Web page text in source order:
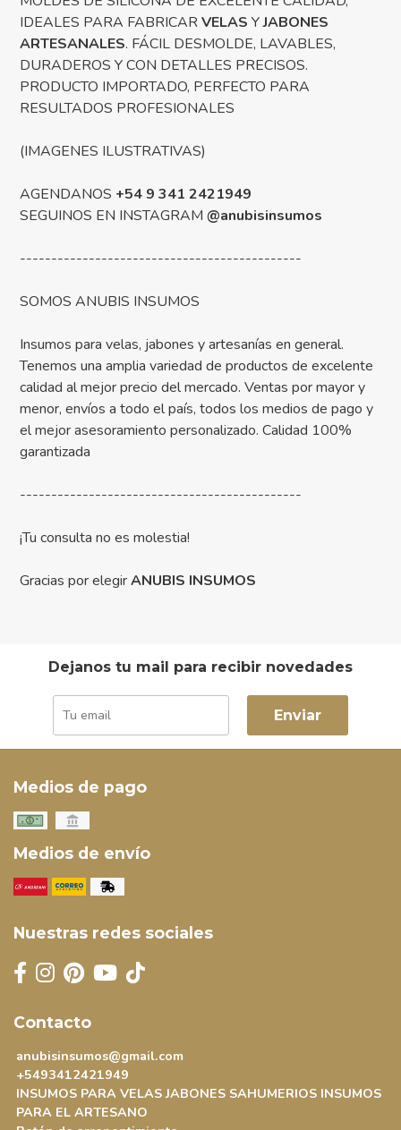
IDEALES PARA FABRICARVELAS YJABONES
ARTESANALES. FÁCIL DESMOLDE, LAVABLES,
DURADEROS Y CON DETALLES PRECISOS.
PRODUCTO IMPORTADO, PERFECTO PARA
RESULTADOS PROFESIONALES
(IMAGENES ILUSTRATIVAS)
AGENDANOS +54 9 341 2421949
SEGUINOS EN INSTAGRAM@anubisinsumos
---------------------------------------------
SOMOS ANUBIS INSUMOS
Insumos para velas, jabones y artesanías en general.
Tenemos una amplia variedad de productos de excelente
calidad al mejor precio del mercado. Ventas por mayor y
menor, envíos a todo el país, todos los medios de pago y
el mejor asesoramiento personalizado. Calidad 100%
garantizada
---------------------------------------------
¡Tu consulta no es molestia!
Gracias por elegirANUBIS INSUMOS
Dejanos tu mail para recibir novedades
Enviar
Medios de pago
Medios de envío
Nuestras redes sociales
Contacto
anubisinsumos@gmail.com
+5493412421949
INSUMOS PARA VELAS JABONES SAHUMERIOS INSUMOS
PARA EL ARTESANO